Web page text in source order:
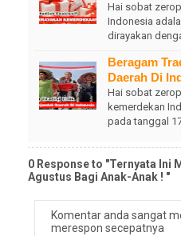
Hai sobat
Indonesia
dirayakan
Beragam
Daerah Di
Hai sobat
kemerdekan
pada tanggal
0 Response to "Ternyata Ini
Agustus Bagi Anak-Anak ! "
Komentar anda sangat
merespon secepatnya